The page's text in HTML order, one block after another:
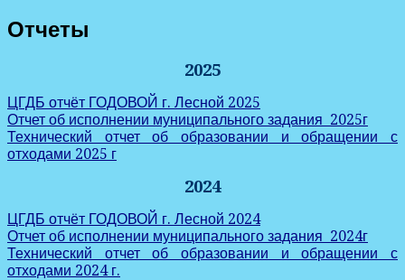
Отчеты
2025
ЦГДБ отчёт ГОДОВОЙ г. Лесной 2025
Отчет об исполнении муниципального задания 2025г
Технический отчет об образовании и обращении с
отходами 2025 г
2024
ЦГДБ отчёт ГОДОВОЙ г. Лесной 2024
Отчет об исполнении муниципального задания 2024г
Технический отчет об образовании и обращении с
отходами 2024 г.